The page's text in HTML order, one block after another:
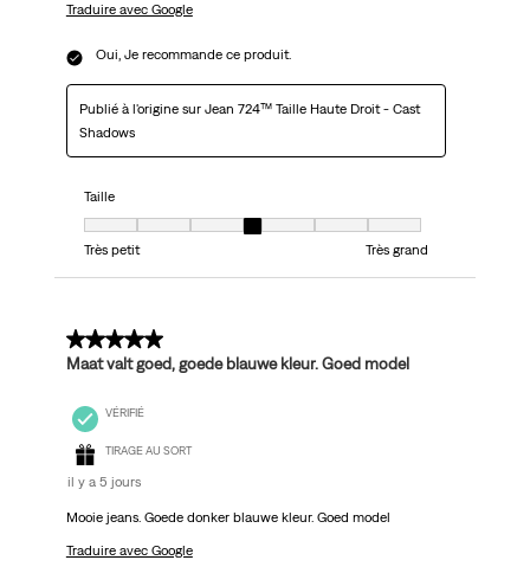
Traduire avec Google
Oui, Je recommande ce produit.
Publié à l'origine sur Jean 724™ Taille Haute Droit - Cast
Shadows
Taille
Taille, 4 sur 7, où 1 est égal à Très petit et 7 est égal à Très grand
Très petit
Très grand
5 sur 5 étoiles.
Maat valt goed, goede blauwe kleur. Goed model
VÉRIFIÉ
TIRAGE AU SORT
il y a 5 jours
Mooie jeans. Goede donker blauwe kleur. Goed model
Traduire avec Google